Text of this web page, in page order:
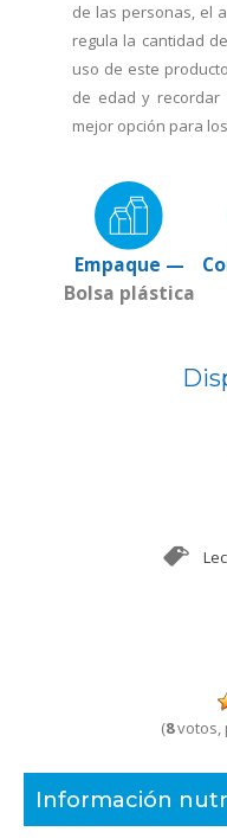
de las personas, el
regula la cantidad
uso de este
de edad y recordar
mejor opción para
Empaque —
Bolsa plástica
(8votos,
Información